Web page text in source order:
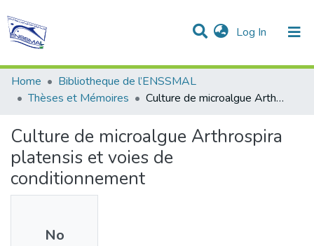
Log In (current)
Communities & Collections
Statistics
All of DSpace
Home
Bibliotheque de l’ENSSMAL
Thèses et Mémoires
Culture de microalgue Arthrospira platensis et voies de conditionnement
Culture de microalgue Arthrospira
platensis et voies de
conditionnement
No